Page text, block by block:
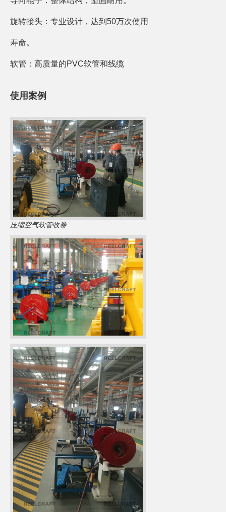
旋转接头：专业设计，达到50万次使用
寿命。
软管：高质量的PVC软管和线缆
使用案例
压缩空气软管收卷